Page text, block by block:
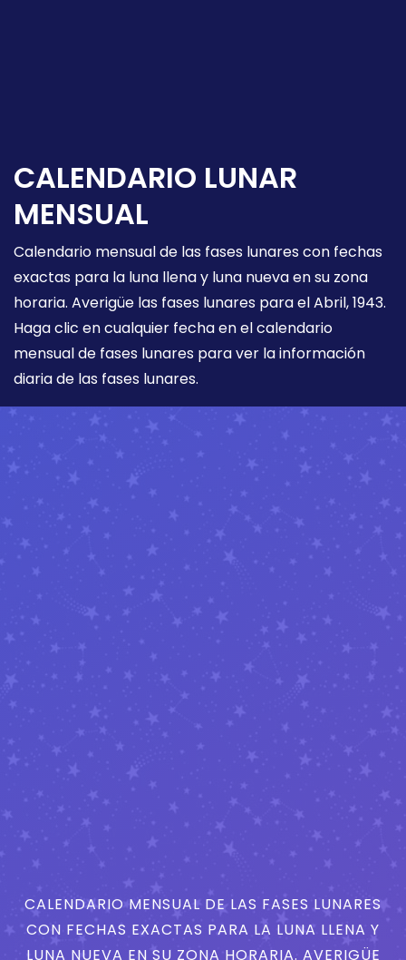
CALENDARIO LUNAR
MENSUAL
Calendario mensual de las fases lunares con fechas
exactas para la luna llena y luna nueva en su zona
horaria. Averigüe las fases lunares para el Abril, 1943.
Haga clic en cualquier fecha en el calendario
mensual de fases lunares para ver la información
diaria de las fases lunares.
CALENDARIO MENSUAL DE LAS FASES LUNARES
CON FECHAS EXACTAS PARA LA LUNA LLENA Y
LUNA NUEVA EN SU ZONA HORARIA. AVERIGÜE